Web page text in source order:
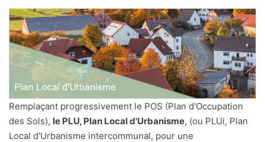
Remplaçant progressivement le POS (Plan d'Occupation
des Sols), le PLU, Plan Local d'Urbanisme, (ou PLUi, Plan
Local d'Urbanisme intercommunal, pour une